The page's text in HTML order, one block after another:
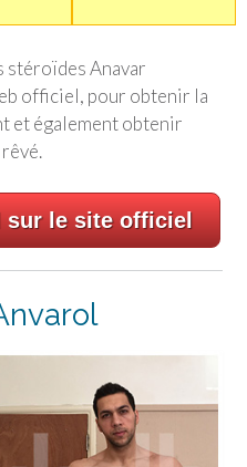
stéroïdes Anavar
officiel, pour obtenir la
et également obtenir
sur le site officiel